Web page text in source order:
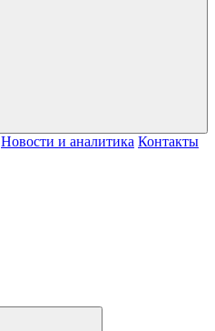
Новости и аналитика Контакты